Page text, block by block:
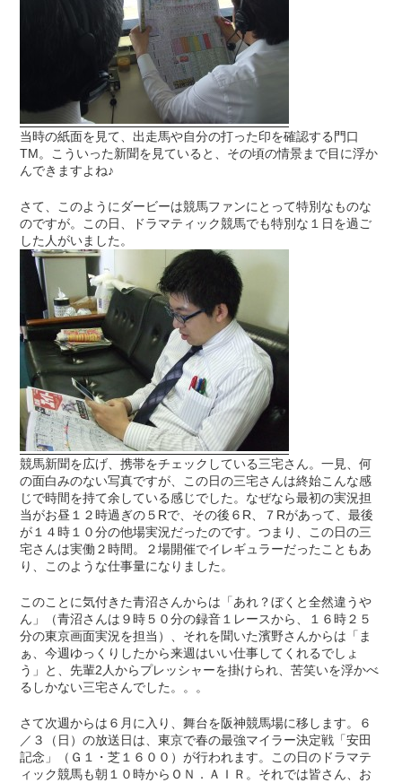
当時の紙面を見て、出走馬や自分の打った印を確認する門口
TM。こういった新聞を見ていると、その頃の情景まで目に浮か
んできますよね♪
さて、このようにダービーは競馬ファンにとって特別なものな
のですが。この日、ドラマティック競馬でも特別な１日を過ご
した人がいました。
競馬新聞を広げ、携帯をチェックしている三宅さん。一見、何
の面白みのない写真ですが、この日の三宅さんは終始こんな感
じで時間を持て余している感じでした。なぜなら最初の実況担
当がお昼１２時過ぎの５Rで、その後６R、７Rがあって、最後
が１４時１０分の他場実況だったのです。つまり、この日の三
宅さんは実働２時間。２場開催でイレギュラーだったこともあ
り、このような仕事量になりました。
このことに気付きた青沼さんからは「あれ？ぼくと全然違うや
ん」（青沼さんは９時５０分の録音１レースから、１６時２５
分の東京画面実況を担当）、それを聞いた濱野さんからは「ま
ぁ、今週ゆっくりしたから来週はいい仕事してくれるでしょ
う」と、先輩2人からプレッシャーを掛けられ、苦笑いを浮かべ
るしかない三宅さんでした。。。
さて次週からは６月に入り、舞台を阪神競馬場に移します。６
／３（日）の放送日は、東京で春の最強マイラー決定戦「安田
記念」（Ｇ１・芝１６００）が行われます。この日のドラマテ
ィック競馬も朝１０時からＯＮ．ＡＩＲ。それでは皆さん、お